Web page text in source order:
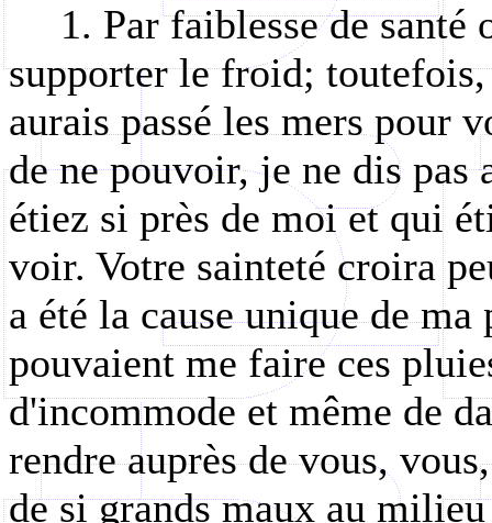
1. Par faiblesse de
supporter le froid;
aurais passé les mers pour
de ne pouvoir, je ne dis
étiez si près de moi et qui
voir. Votre sainteté croira
a été la cause unique de
pouvaient me faire ces
d'incommode et même de
rendre auprès de vous,
de si grands maux au